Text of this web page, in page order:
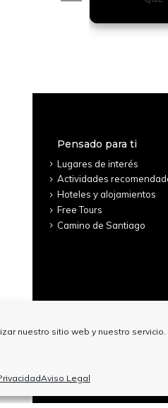
nuestro sitio web y nuestro servicio.
Aviso Legal
Pensado para ti
Lugares de interés
Actividades
Hoteles y alojamientos
Free Tours
Camino de Santiago